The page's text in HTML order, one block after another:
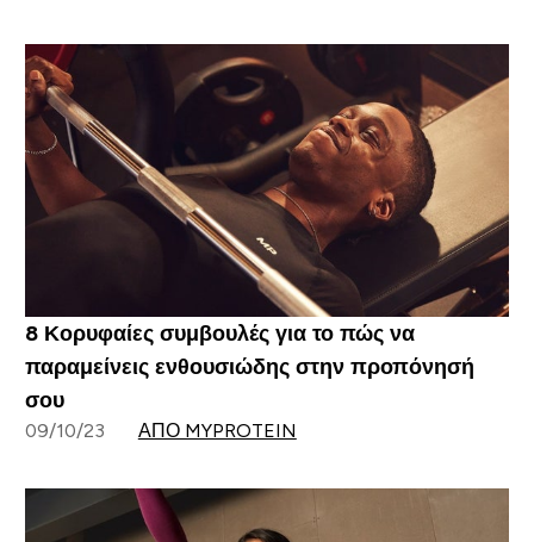
8 Κορυφαίες συμβουλές για το πώς να
παραμείνεις ενθουσιώδης στην προπόνησή
σου
09/10/23 ΑΠΌ MYPROTEIN